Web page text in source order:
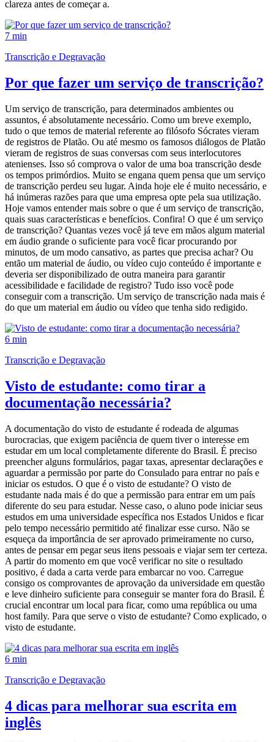
clareza antes de começar a.
7 min
Transcrição e Degravação
Por que fazer um serviço de transcrição?
Um serviço de transcrição, para determinados ambientes ou
assuntos, é absolutamente necessário. Como um breve exemplo,
tudo o que temos de material referente ao filósofo Sócrates vieram
de registros de Platão. Ou até mesmo os famosos diálogos de Platão
vieram de registros de suas conversas com seus interlocutores
atenienses. Isso só comprova o valor de uma boa transcrição desde
os tempos primórdios. Muito se engana quem pensa que um serviço
de transcrição perdeu seu lugar. Ainda hoje ele é muito necessário, e
há inúmeras razões para que uma empresa opte pela sua utilização.
Hoje vamos entender mais sobre o que é um serviço de transcrição,
quais suas características e benefícios. Confira! O que é um serviço
de transcrição? Quantas vezes você já teve em mãos algum material
em áudio grande o suficiente para você ficar procurando por
minutos, de um modo cansativo, as partes que precisa achar? Ou
então um material de áudio, ou vídeo cujo conteúdo é importante e
deveria ser disponibilizado de outra maneira para garantir
acessibilidade e facilidade de registro? Tudo isso você pode
conseguir com a transcrição. Um serviço de transcrição nada mais é
do que um material em áudio ou vídeo que tenha sido redigido.
6 min
Transcrição e Degravação
Visto de estudante: como tirar a
documentação necessária?
A documentação do visto de estudante é rodeada de algumas
burocracias, que exigem paciência de quem tiver o interesse em
estudar em um local completamente diferente do Brasil. É preciso
preencher alguns formulários, pagar taxas, apresentar declarações e
aguardar a permissão por parte do Consulado para entrar no país e
iniciar os estudos. O que é o visto de estudante? O visto de
estudante nada mais é do que a permissão para entrar em um país
diferente do seu para estudar. Nesse caso, o aluno pode iniciar seus
estudos em uma universidade específica nos Estados Unidos e ficar
pelo tempo necessário permitido até finalizar esse curso. Não se
esqueça da importância de ser aprovado primeiramente no curso,
antes de pensar em pegar seus itens pessoais e viajar sem ter certeza.
A partir do momento em que você verificar no site o resultado
positivo, é dada a carta verde para embarcar no voo. Carregue
consigo os comprovantes de aprovação da universidade em questão
e leve dinheiro suficiente para conseguir se manter fora do Brasil. É
crucial encontrar um local para ficar, como uma república ou uma
host family. Para que serve o visto de estudante? Como explicado, o
visto de estudante.
6 min
Transcrição e Degravação
4 dicas para melhorar sua escrita em
inglês